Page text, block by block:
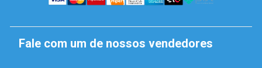
Fale com um de nossos vendedores